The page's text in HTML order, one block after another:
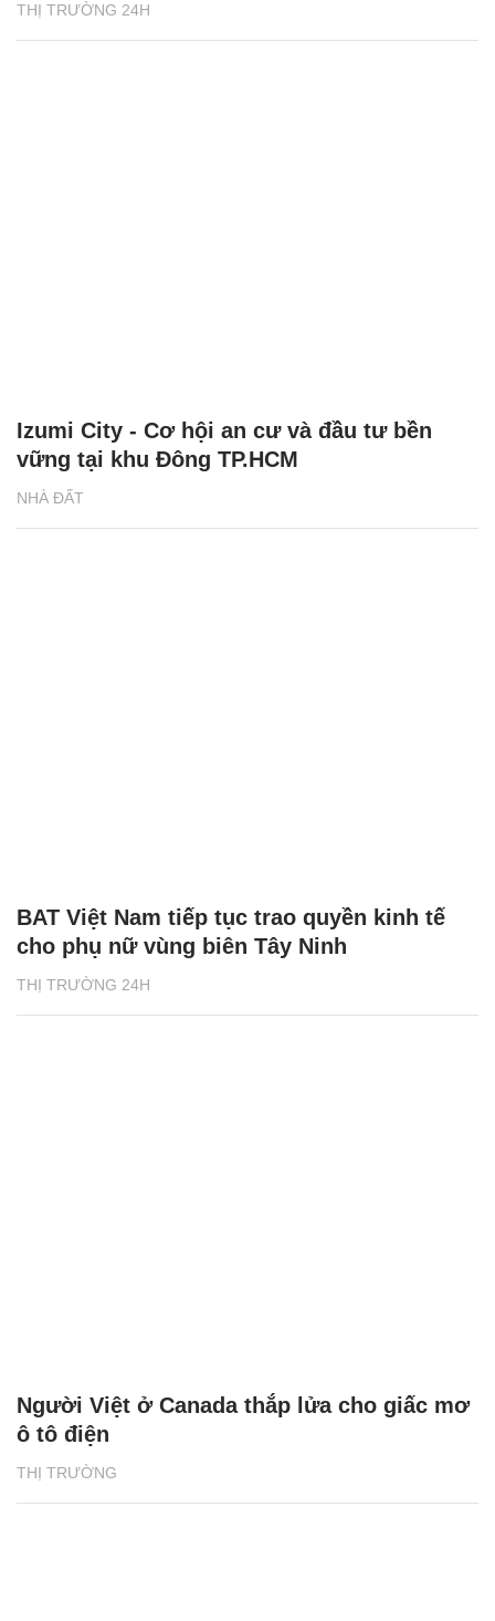
THỊ TRƯỜNG 24H
NHÀ ĐẤT
Izumi City - Cơ hội an cư và đầu tư bền
vững tại khu Đông TP.HCM
THỊ TRƯỜNG 24H
BAT Việt Nam tiếp tục trao quyền kinh tế
cho phụ nữ vùng biên Tây Ninh
THỊ TRƯỜNG
Người Việt ở Canada thắp lửa cho giấc mơ
ô tô điện